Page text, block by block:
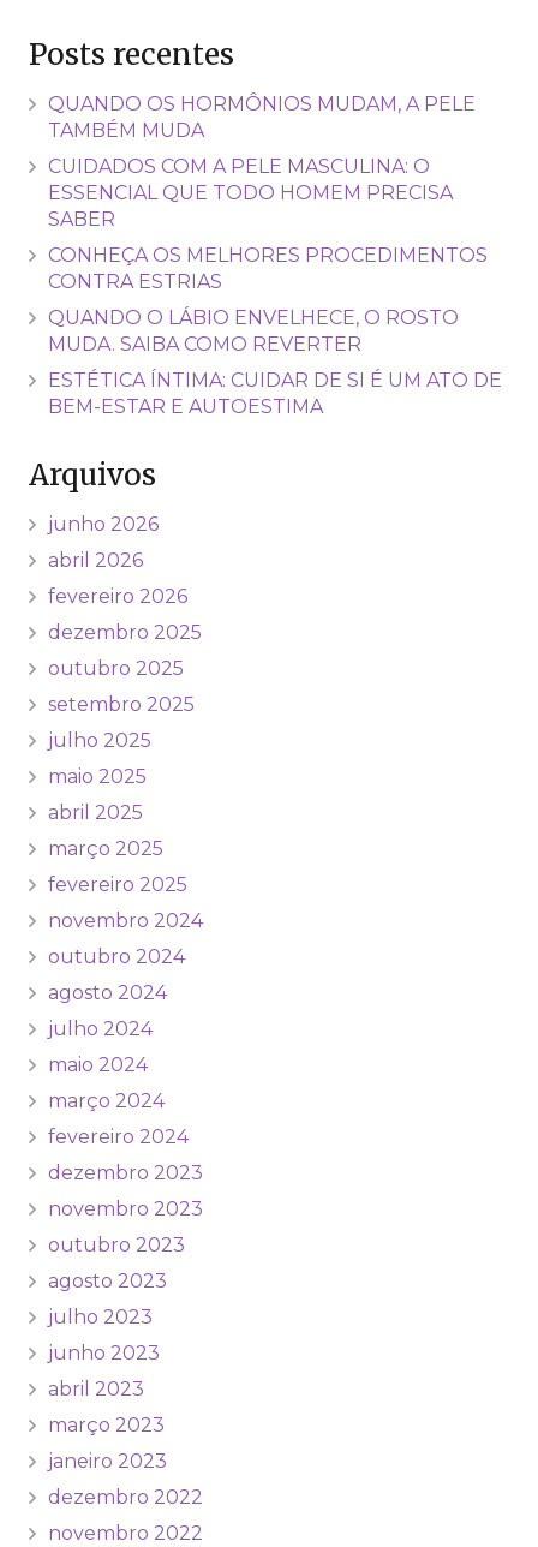
Posts recentes
QUANDO OS HORMÔNIOS MUDAM, A PELE
TAMBÉM MUDA
CUIDADOS COM A PELE MASCULINA: O
ESSENCIAL QUE TODO HOMEM PRECISA
SABER
CONHEÇA OS MELHORES PROCEDIMENTOS
CONTRA ESTRIAS
QUANDO O LÁBIO ENVELHECE, O ROSTO
MUDA. SAIBA COMO REVERTER
ESTÉTICA ÍNTIMA: CUIDAR DE SI É UM ATO DE
BEM-ESTAR E AUTOESTIMA
Arquivos
junho 2026
abril 2026
fevereiro 2026
dezembro 2025
outubro 2025
setembro 2025
julho 2025
maio 2025
abril 2025
março 2025
fevereiro 2025
novembro 2024
outubro 2024
agosto 2024
julho 2024
maio 2024
março 2024
fevereiro 2024
dezembro 2023
novembro 2023
outubro 2023
agosto 2023
julho 2023
junho 2023
abril 2023
março 2023
janeiro 2023
dezembro 2022
novembro 2022